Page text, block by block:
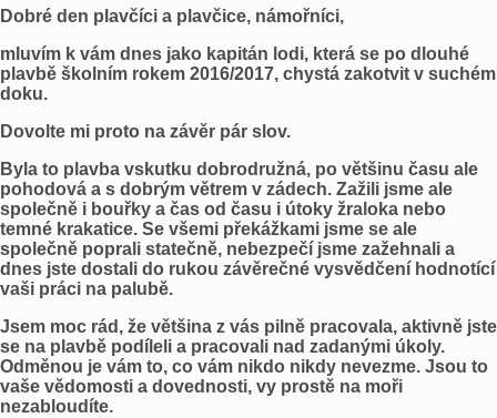
Dobré den plavčíci a plavčice, námořníci,
mluvím k vám dnes jako kapitán lodi, která se po dlouhé
plavbě školním rokem 2016/2017, chystá zakotvit v suchém
doku.
Dovolte mi proto na závěr pár slov.
Byla to plavba vskutku dobrodružná, po většinu času ale
pohodová a s dobrým větrem v zádech. Zažili jsme ale
společně i bouřky a čas od času i útoky žraloka nebo
temné krakatice. Se všemi překážkami jsme se ale
společně poprali statečně, nebezpečí jsme zažehnali a
dnes jste dostali do rukou závěrečné vysvědčení hodnotící
vaši práci na palubě.
Jsem moc rád, že většina z vás pilně pracovala, aktivně jste
se na plavbě podíleli a pracovali nad zadanými úkoly.
Odměnou je vám to, co vám nikdo nikdy nevezme. Jsou to
vaše vědomosti a dovednosti, vy prostě na moři
nezabloudíte.